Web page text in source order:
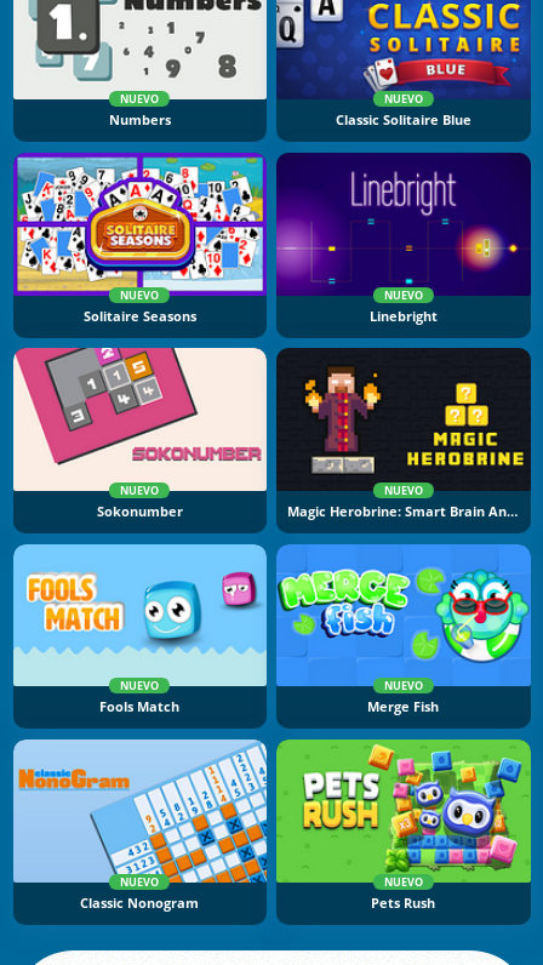
NUEVO
Numbers
NUEVO
Classic Solitaire Blue
NUEVO
Solitaire Seasons
NUEVO
Linebright
NUEVO
Sokonumber
NUEVO
Magic Herobrine: Smart Brain And Puzzle Quest
NUEVO
Fools Match
NUEVO
Merge Fish
NUEVO
Classic Nonogram
NUEVO
Pets Rush